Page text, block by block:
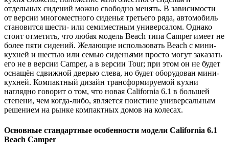
отдельных сидений можно свободно менять. В зависимости
от версии многоместного сиденья третьего ряда, автомобиль
становится шести- или семиместным универсалом. Однако
стоит отметить, что любая модель Beach типа Camper имеет не
более пяти сидений. Желающие использовать Beach с мини-
кухней и шестью или семью сиденьями просто могут заказать
его не в версии Camper, а в версии Tour; при этом он не будет
оснащён сдвижной дверью слева, но будет оборудован мини-
кухней. Компактный дизайн трансформируемой кухни
наглядно говорит о том, что новая California 6.1 в большей
степени, чем когда-либо, является поистине универсальным
решением на рынке компактных домов на колесах.
Основные стандартные особенности модели California 6.1
Beach Camper